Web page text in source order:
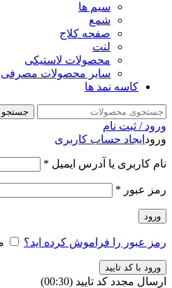
سیم ها
شمع
صفحه کلاج
لنت
محصولات لاستیکی
سایر محصولات مصرفی
کاسه نمد ها
جستجو
ورود / ثبت نام
ورود ایجاد حساب کاربری
نام کاربری یا آدرس ایمیل *
رمز عبور *
ورود
رمز عبور را فراموش کرده اید؟
ورود با کد تایید
ارسال مجدد کد تایید (00:
30
)